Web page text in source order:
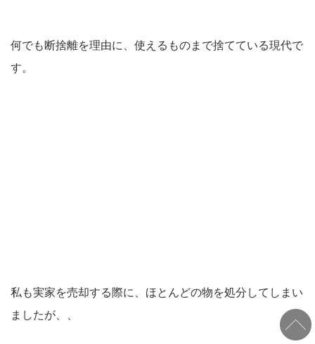
何でも断捨離を理由に、使えるものまで捨てている現代で
す。
私も実家を売却する際に、ほとんどの物を処分してしまい
ましたが、、